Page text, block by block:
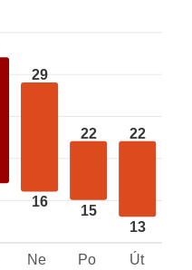
29
16
22
15
22
13
Ne Po Út